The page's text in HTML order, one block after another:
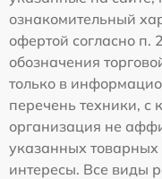
ознакомительный
офертой согласно п.
обозначения
только в
перечень техники,
организация не
указанных товарных
интересы. Все виды